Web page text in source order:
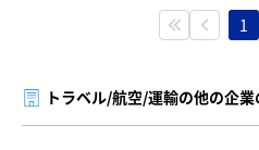
1
トラベル/航空/運輸の他の企